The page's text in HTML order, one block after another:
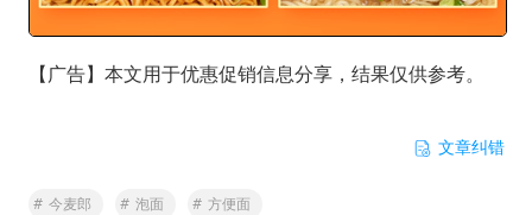
【广告】本文用于优惠促销信息分享，结果仅供参考。
文章纠错
# 今麦郎 # 泡面 # 方便面